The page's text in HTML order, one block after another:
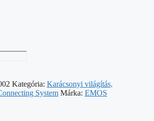
Kategória: Karácsonyi világítás,
System Márka: EMOS